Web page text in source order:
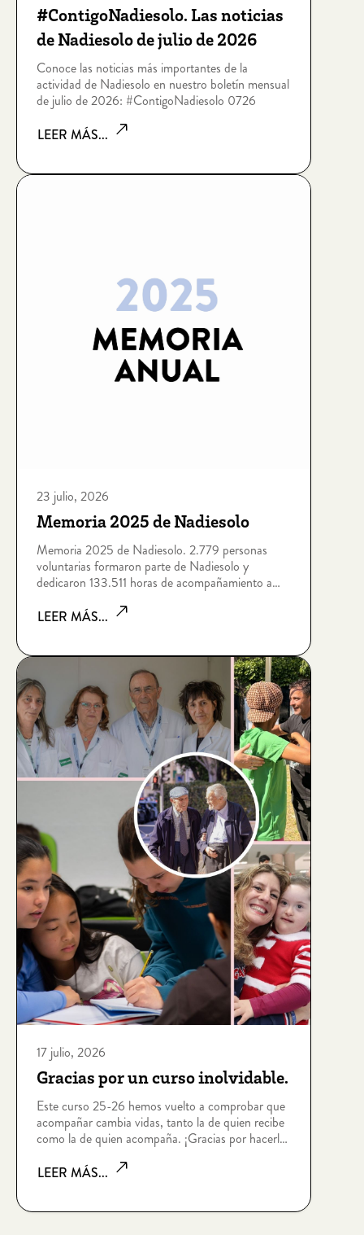
#ContigoNadiesolo. Las noticias
de Nadiesolo de julio de 2026
Conoce las noticias más importantes de la
actividad de Nadiesolo en nuestro boletín mensual
de julio de 2026: #ContigoNadiesolo 0726
LEER MÁS...
23 julio, 2026
Memoria 2025 de Nadiesolo
Memoria 2025 de Nadiesolo. 2.779 personas
voluntarias formaron parte de Nadiesolo y
dedicaron 133.511 horas de acompañamiento a
deseada por edad, enfermedad, dependencia,
LEER MÁS...
17 julio, 2026
Gracias por un curso inolvidable.
Este curso 25-26 hemos vuelto a comprobar que
acompañar cambia vidas, tanto la de quien recibe
como la de quien acompaña. ¡Gracias por hacerlo
LEER MÁS...